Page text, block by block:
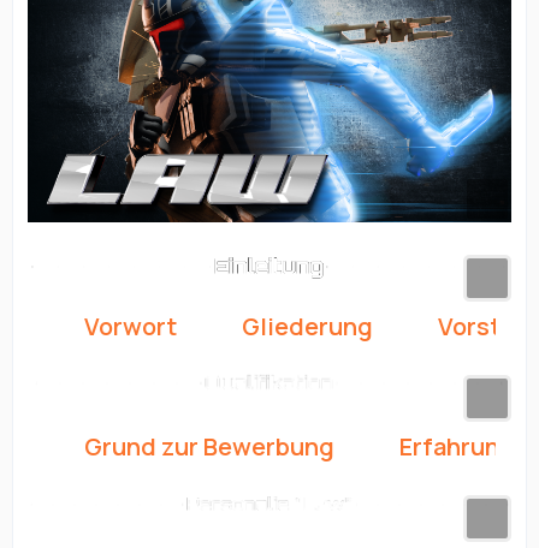
Vorwort Gliederung
Grund zur Bewerbung